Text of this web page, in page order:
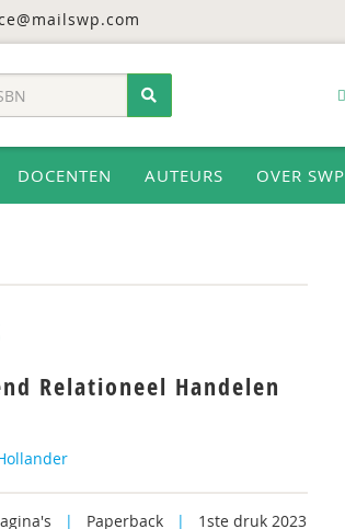
DOCENTEN AUTEURS OVER SWP
Relationeel Handelen
| Paperback | 1ste druk 2023